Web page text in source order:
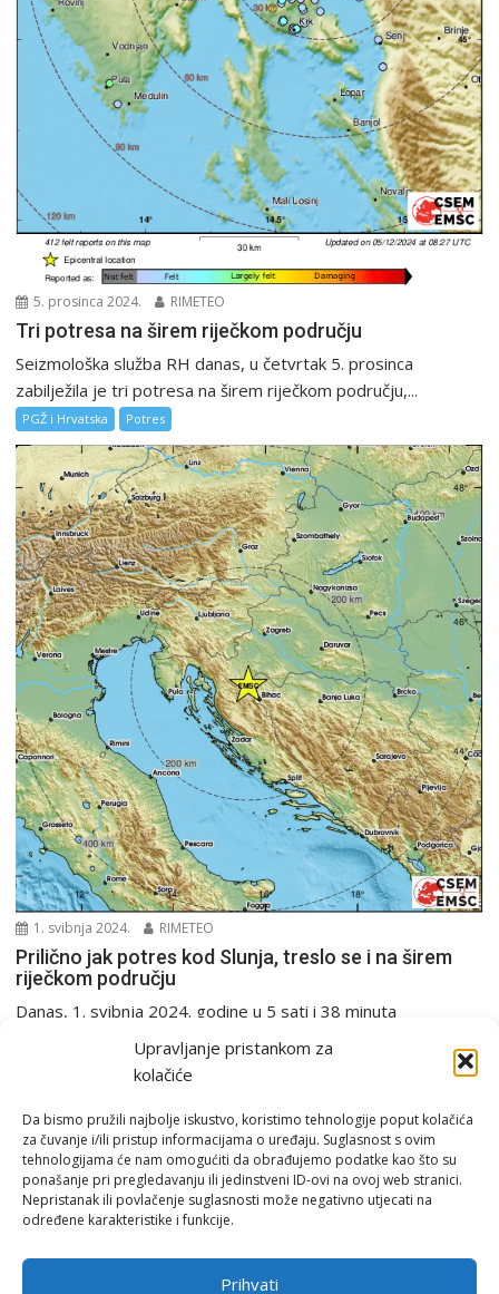
Upravljanje pristankom za
kolačiće
Da bismo pružili najbolje iskustvo, koristimo tehnologije poput kolačića
za čuvanje i/ili pristup informacijama o uređaju. Suglasnost s ovim
tehnologijama će nam omogućiti da obrađujemo podatke kao što su
ponašanje pri pregledavanju ili jedinstveni ID-ovi na ovoj web stranici.
Nepristanak ili povlačenje suglasnosti može negativno utjecati na
određene karakteristike i funkcije.
Prihvati
5. prosinca 2024. RIMETEO
Tri potresa na širem riječkom području
Seizmološka služba RH danas, u četvrtak 5. prosinca
zabilježila je tri potresa na širem riječkom području,...
PGŽ i Hrvatska Potres
1. svibnja 2024. RIMETEO
Prilično jak potres kod Slunja, treslo se i na širem
riječkom području
Danas, 1. svibnja 2024. godine u 5 sati i 38 minuta
seizmografi Seizmološke službe RH zabilježili...
Potres
Email: rimeteoATyahoo.com